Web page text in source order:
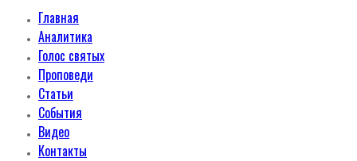
Главная
Аналитика
Голос святых
Проповеди
Статьи
События
Видео
Контакты